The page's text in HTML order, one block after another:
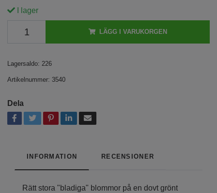
I lager
LÄGG I VARUKORGEN
Lagersaldo: 226
Artikelnummer: 3540
Dela
INFORMATION RECENSIONER
Rätt stora "bladiga" blommor på en dovt grönt